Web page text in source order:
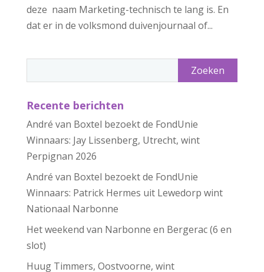
deze naam Marketing-technisch te lang is. En
dat er in de volksmond duivenjournaal of...
Recente berichten
André van Boxtel bezoekt de FondUnie
Winnaars: Jay Lissenberg, Utrecht, wint
Perpignan 2026
André van Boxtel bezoekt de FondUnie
Winnaars: Patrick Hermes uit Lewedorp wint
Nationaal Narbonne
Het weekend van Narbonne en Bergerac (6 en
slot)
Huug Timmers, Oostvoorne, wint